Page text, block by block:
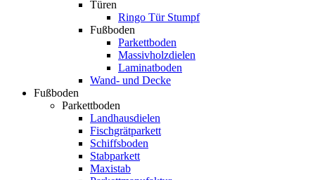
Türen
Ringo Tür Stumpf
Fußboden
Parkettboden
Massivholzdielen
Laminatboden
Wand- und Decke
Fußboden
Parkettboden
Landhausdielen
Fischgrätparkett
Schiffsboden
Stabparkett
Maxistab